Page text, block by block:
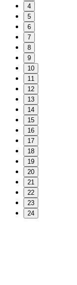
4
5
6
7
8
9
10
11
12
13
14
15
16
17
18
19
20
21
22
23
24